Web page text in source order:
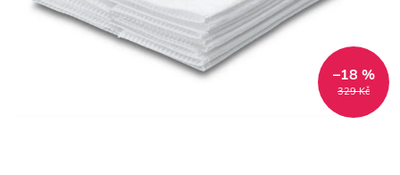
329 Kč
–18 %